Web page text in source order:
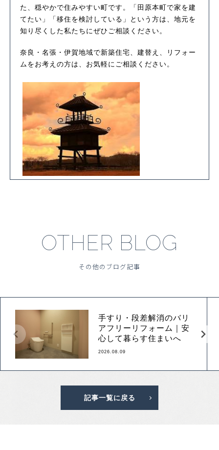
た、穏やかで住みやすい町です。「田原本町で家を建
てたい」「移住を検討している」という方は、地元を
知り尽くした私たちにぜひご相談ください。
奈良・名張・伊賀地域で新築住宅、建替え、リフォー
ムをお考えの方は、お気軽にご相談ください。
OTHER BLOG
その他のブログ記事
手すり・段差解消のバリ
アフリーリフォーム｜安
心して暮らす住まいへ
2026.08.09
記事一覧に戻る